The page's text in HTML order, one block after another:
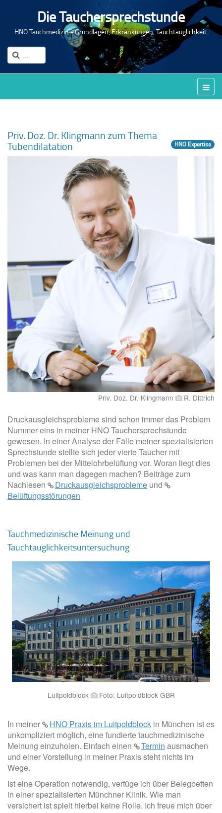
Die Tauchersprechstunde
HNO Tauchmedizin - Grundlagen, Erkrankungen, Tauchtauglichkeit.
Priv. Doz. Dr. Klingmann zum Thema
Tubendilatation HNO Expertise
Priv. Doz. Dr. Klingmann R. Dittrich
Druckausgleichsprobleme sind schon immer das Problem
Nummer eins in meiner HNO Tauchersprechstunde
gewesen. In einer Analyse der Fälle meiner spezialisierten
Sprechstunde stellte sich jeder vierte Taucher mit
Problemen bei der Mittelohrbelüftung vor. Woran liegt dies
und was kann man dagegen machen? Beiträge zum
Nachlesen
Druckausgleichsprobleme und
Belüftungsstörungen
Tauchmedizinische Meinung und
Tauchtauglichkeitsuntersuchung
Luitpoldblock Foto: Luitpoldblock GBR
In meiner HNO Praxis im Luitpoldblock in München ist es
unkompliziert möglich, eine fundierte tauchmedizinische
Meinung einzuholen. Einfach einen
Termin ausmachen
und einer Vorstellung in meiner Praxis steht nichts im
Wege.
Ist eine Operation notwendig, verfüge ich über Belegbetten
in einer spezialisierten Münchner Klinik. Wie man
versichert ist spielt hierbei keine Rolle. Ich freue mich über